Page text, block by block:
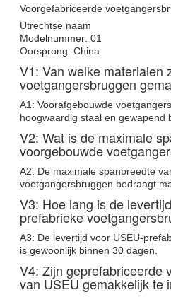
Voorgefabriceerde
Utrechtse naam
Modelnummer: 01
Oorsprong: China
V1: Van welke materialen
voetgangersbruggen
A1: Voorafgebouwde
hoogwaardig staal en gewapend
V2: Wat is de maximale
voorgebouwde
A2: De maximale spanbreedte
voetgangersbruggen bedraagt
V3: Hoe lang is de
prefabrieke
A3: De levertijd voor USEU-
is gewoonlijk binnen 30 dagen.
V4: Zijn geprefabriceerde
van USEU gemakkelijk te